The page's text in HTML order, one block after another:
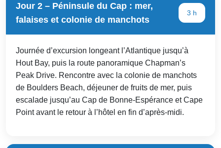
Jour 2 – Péninsule du Cap : mer,
falaises et colonie de manchots
3 h
Journée d’excursion longeant l’Atlantique jusqu’à
Hout Bay, puis la route panoramique Chapman’s
Peak Drive. Rencontre avec la colonie de manchots
de Boulders Beach, déjeuner de fruits de mer, puis
escalade jusqu’au Cap de Bonne-Espérance et Cape
Point avant le retour à l’hôtel en fin d’après-midi.